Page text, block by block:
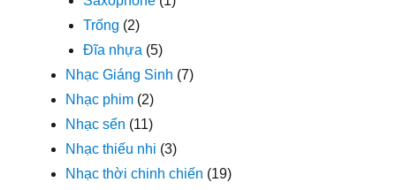
Trống (2)
Đĩa nhựa (5)
Nhạc Giáng Sinh (7)
Nhạc phim (2)
Nhạc sến (11)
Nhạc thiếu nhi (3)
Nhạc thời chinh chiến (19)